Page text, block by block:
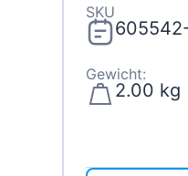
SKU
Gewicht:
2.00 kg